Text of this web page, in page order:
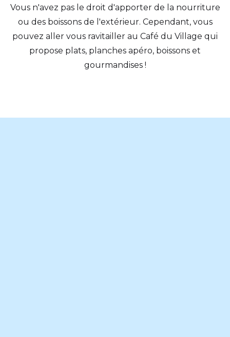
Vous n'avez pas le droit d'apporter de la nourriture
ou des boissons de l'extérieur. Cependant, vous
pouvez aller vous ravitailler au Café du Village qui
propose plats, planches apéro, boissons et
gourmandises !